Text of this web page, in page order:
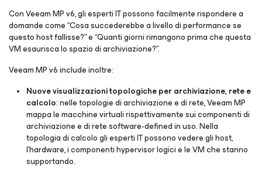
Con Veeam MP v6, gli esperti IT possono facilmente rispondere a
domande come “Cosa succederebbe a livello di performance se
questo host fallisse?” e “Quanti giorni rimangono prima che questa
VM esaurisca lo spazio di archiviazione?”.
Veeam MP v6 include inoltre:
Nuove visualizzazioni topologiche per archiviazione, rete e
calcolo: nelle topologie di archiviazione e di rete, Veeam MP
mappa le macchine virtuali rispettivamente sui componenti di
archiviazione e di rete software-defined in uso. Nella
topologia di calcolo gli esperti IT possono vedere gli host,
l’hardware, i componenti hypervisor logici e le VM che stanno
supportando.